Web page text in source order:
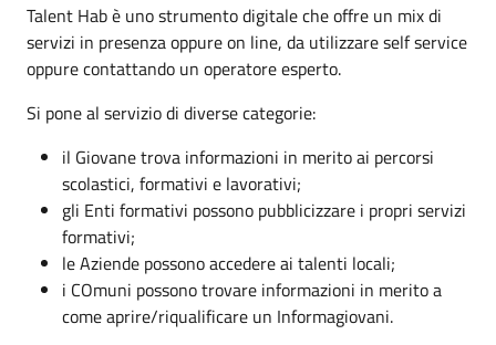
Talent Hab è uno strumento digitale che offre un mix di
servizi in presenza oppure on line, da utilizzare self service
oppure contattando un operatore esperto.
Si pone al servizio di diverse categorie:
il Giovane trova informazioni in merito ai percorsi
scolastici, formativi e lavorativi;
gli Enti formativi possono pubblicizzare i propri servizi
formativi;
le Aziende possono accedere ai talenti locali;
i COmuni possono trovare informazioni in merito a
come aprire/riqualificare un Informagiovani.